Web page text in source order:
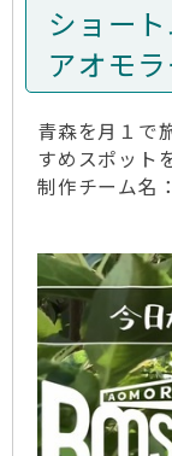
ショー
アオモラ
青森を月１で
すめスポット
制作チーム名